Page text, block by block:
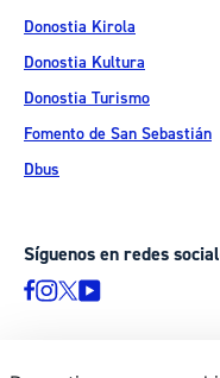
Donostia Kirola
Donostia Kultura
Donostia Turismo
Fomento de San Sebastián
Dbus
Síguenos en redes